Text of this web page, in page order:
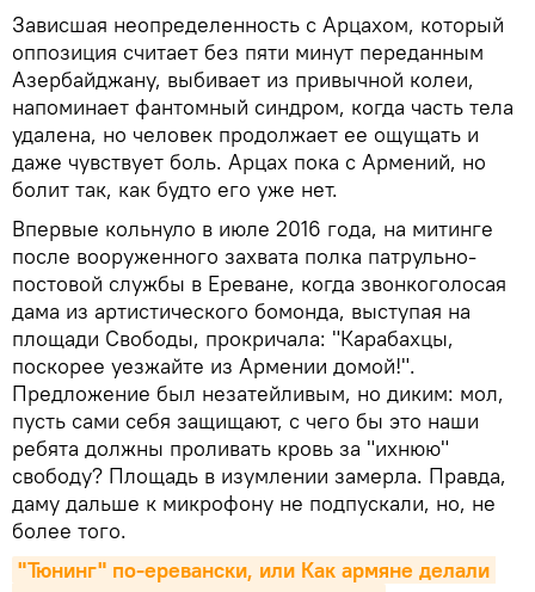
Зависшая неопределенность с Арцахом, который
оппозиция считает без пяти минут переданным
Азербайджану, выбивает из привычной колеи,
напоминает фантомный синдром, когда часть тела
удалена, но человек продолжает ее ощущать и
даже чувствует боль. Арцах пока с Армений, но
болит так, как будто его уже нет.
Впервые кольнуло в июле 2016 года, на митинге
после вооруженного захвата полка патрульно-
постовой службы в Ереване, когда звонкоголосая
дама из артистического бомонда, выступая на
площади Свободы, прокричала: "Карабахцы,
поскорее уезжайте из Армении домой!".
Предложение был незатейливым, но диким: мол,
пусть сами себя защищают, с чего бы это наши
ребята должны проливать кровь за "ихнюю"
свободу? Площадь в изумлении замерла. Правда,
даму дальше к микрофону не подпускали, но, не
более того.
"Тюнинг" по-еревански, или Как армяне делали